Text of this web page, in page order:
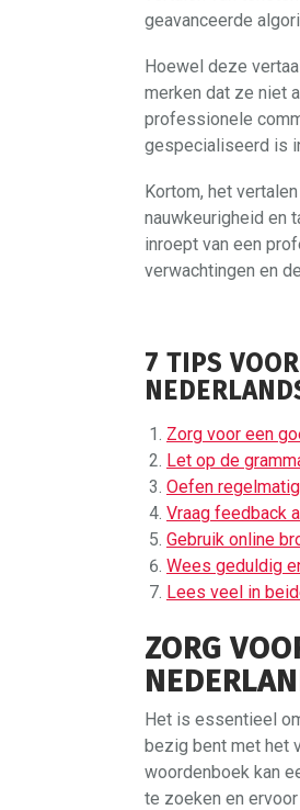
geavanceerde
Hoewel deze
merken dat ze niet
professionele
gespecialiseerd is
Kortom, het
nauwkeurigheid en
inroept van een
verwachtingen en
7 TIPS
Zorg voor een
Let op de
Oefen
Vraag feedback
Gebruik online
Wees geduldig
Lees veel in
ZORG
Het is essentieel
bezig bent met het
woordenboek kan
te zoeken en